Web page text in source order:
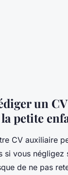
un
petite
CV auxiliaire
si vous négligez
de ne pas